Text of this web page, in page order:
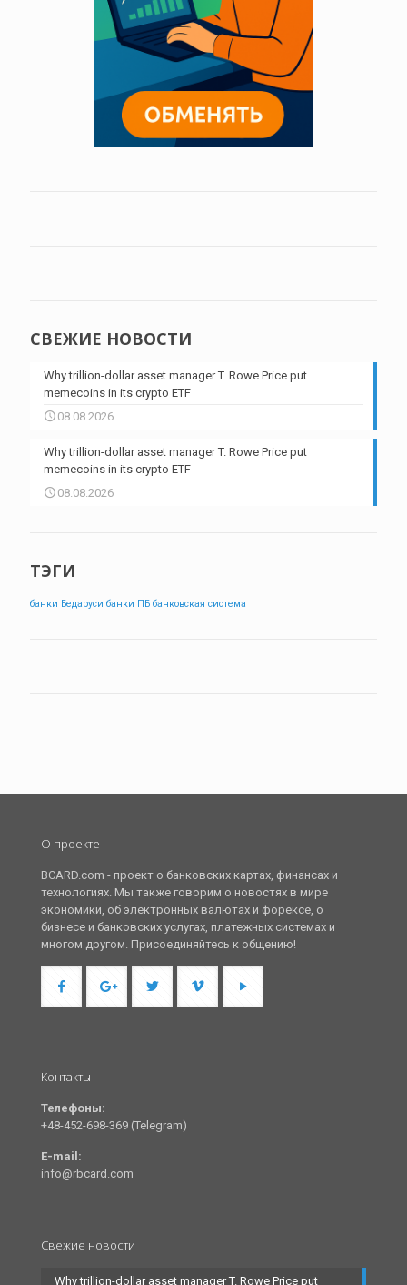
СВЕЖИЕ НОВОСТИ
Why trillion-dollar asset manager T. Rowe Price put
memecoins in its crypto ETF
08.08.2026
Why trillion-dollar asset manager T. Rowe Price put
memecoins in its crypto ETF
08.08.2026
ТЭГИ
банки Бедаруси банки ПБ банковская система
О проекте
BCARD.com - проект о банковских картах, финансах и
технологиях. Мы также говорим о новостях в мире
экономики, об электронных валютах и форексе, о
бизнесе и банковских услугах, платежных системах и
многом другом. Присоединяйтесь к общению!
Контакты
Телефоны:
+48-452-698-369 (Telegram)
E-mail:
info@rbcard.com
Свежие новости
Why trillion-dollar asset manager T. Rowe Price put